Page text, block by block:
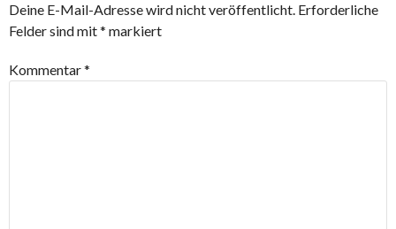
Deine E-Mail-Adresse wird nicht veröffentlicht. Erforderliche
Felder sind mit* markiert
Kommentar*